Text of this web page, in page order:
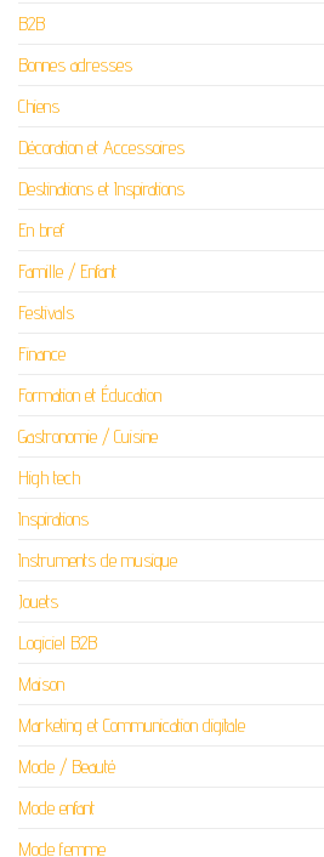
B2B
Bonnes adresses
Chiens
Décoration et Accessoires
Destinations et Inspirations
En bref
Famille / Enfant
Festivals
Finance
Formation et Éducation
Gastronomie / Cuisine
High tech
Inspirations
Instruments de musique
Jouets
Logiciel B2B
Maison
Marketing et Communication digitale
Mode / Beauté
Mode enfant
Mode femme